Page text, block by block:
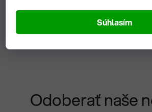
Súhlasím
Odoberať naše